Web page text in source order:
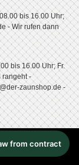
bis 16.00 Uhr;
- Wir rufen dann
bis 16.00 Uhr; Fr.
rangeht -
zaunshop.de -